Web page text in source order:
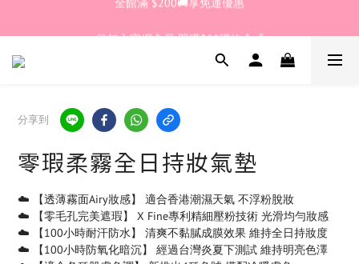
全館滿 $200🚚享免運優惠
分享到
零瑕柔霧全日持妝氣墊
☁️ 【透薄霧面Airy妝感】 適合香港潮濕天氣 不浮粉脫妝
☁️ 【零毛孔完美遮瑕】 X Fine專利精細壓粉技術 光滑均勻妝感
☁️ 【100小時耐汗防水】 清爽不黏膩成膜效果 維持全日持妝度
☁️ 【100小時防氧化暗沉】 經過台灣炎夏下測試 維持明亮色澤